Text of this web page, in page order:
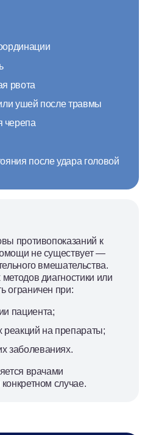
рвота
ушей после травмы
черепа
после удара головой
противопоказаний к
не существует —
вмешательства.
диагностики или
ограничен при:
пациента;
реакций на препараты;
заболеваниях.
врачами
случае.